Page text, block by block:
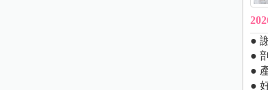
●
●
●
●